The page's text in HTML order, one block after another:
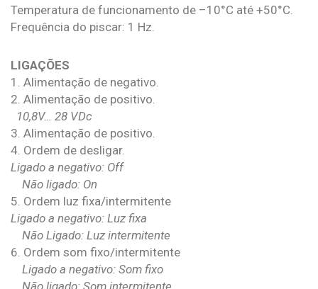
Temperatura de funcionamento de –10°C até +50°C.
Frequência do piscar: 1 Hz.
LIGAÇÕES
1. Alimentação de negativo.
2. Alimentação de positivo.
10,8V… 28 VDc
3. Alimentação de positivo.
4. Ordem de desligar.
Ligado a negativo: Off
Não ligado: On
5. Ordem luz fixa/intermitente
Ligado a negativo: Luz fixa
Não Ligado: Luz intermitente
6. Ordem som fixo/intermitente
Ligado a negativo: Som fixo
Não ligado: Som intermitente